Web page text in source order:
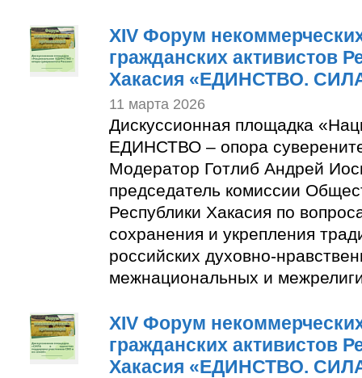
XIV Форум
гражданских активистов
Хакасия «ЕДИНСТВО.
11 марта 2026
Дискуссионная площадка
ЕДИНСТВО – опора
Модератор Готлиб Андрей
председатель комиссии
Республики Хакасия по
сохранения и укрепления
российских духовно-
межнациональных и
XIV Форум
гражданских активистов
Хакасия «ЕДИНСТВО.